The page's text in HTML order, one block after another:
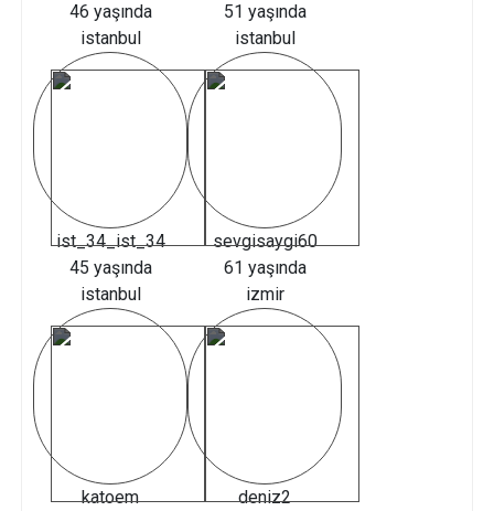
46 yaşında
istanbul
51 yaşında
istanbul
ist_34_ist_34
45 yaşında
istanbul
sevgisaygi60
61 yaşında
izmir
katoem
deniz2